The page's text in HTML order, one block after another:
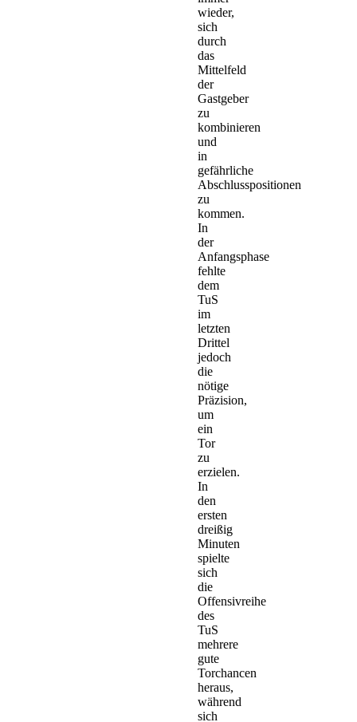
wieder,
sich
durch
das
Mittelfeld
der
Gastgeber
zu
kombinieren
und
in
gefährliche
Abschlusspositionen
zu
kommen.
In
der
Anfangsphase
fehlte
dem
TuS
im
letzten
Drittel
jedoch
die
nötige
Präzision,
um
ein
Tor
zu
erzielen.
In
den
ersten
dreißig
Minuten
spielte
sich
die
Offensivreihe
des
TuS
mehrere
gute
Torchancen
heraus,
während
sich